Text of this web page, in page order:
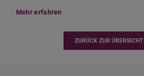
Mehr erfahren
ZURÜCK ZUR ÜBERSICHT